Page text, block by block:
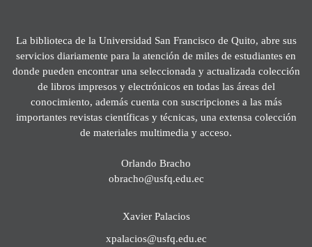
La biblioteca de la Universidad San Francisco de Quito, abre sus
servicios diariamente para la atención de miles de estudiantes en
donde pueden encontrar una seleccionada y actualizada colección
de libros impresos y electrónicos en todas las áreas del
conocimiento, además cuenta con suscripciones a las más
importantes revistas científicas y técnicas, una extensa colección
de materiales multimedia y acceso.
Orlando Bracho
obracho@usfq.edu.ec
Xavier Palacios
xpalacios@usfq.edu.ec